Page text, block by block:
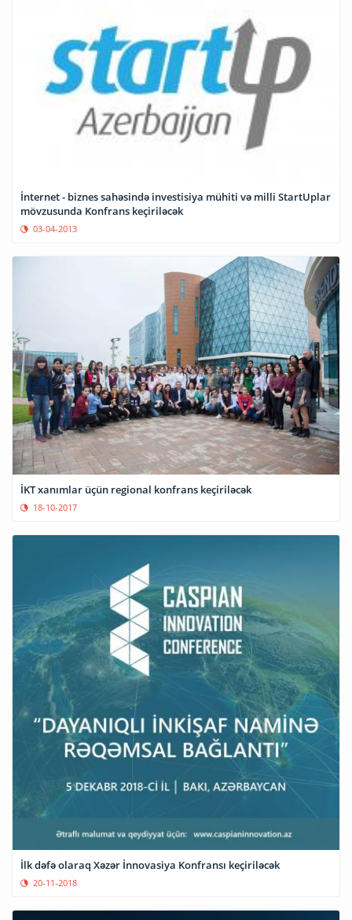
İnternet - biznes sahəsində investisiya mühiti və milli StartUplar
mövzusunda Konfrans keçiriləcək
03-04-2013
İKT xanımlar üçün regional konfrans keçiriləcək
18-10-2017
İlk dəfə olaraq Xəzər İnnovasiya Konfransı keçiriləcək
20-11-2018